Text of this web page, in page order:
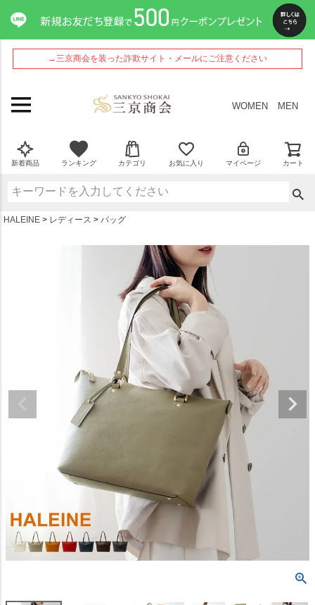
→三京商会を装った詐欺サイト・メールにご注意ください
WOMEN MEN
新着商品 ランキング カテゴリ お気に入り マイページ カート
HALEINE レディース バッグ
ペー
ジト
ップ
へ